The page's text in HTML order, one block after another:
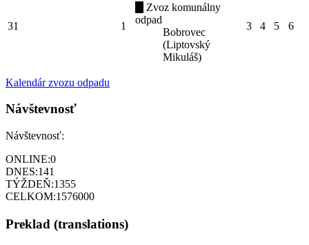
31 1
Zvoz komunálny
odpad
Bobrovec
(Liptovský
Mikuláš)
3 4 5 6
Kalendár zvozu odpadu
Návštevnosť
Návštevnosť:
ONLINE:0
DNES:141
TÝŽDEŇ:1355
CELKOM:1576000
Preklad (translations)